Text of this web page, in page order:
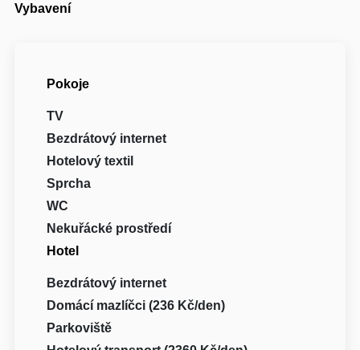
Vybavení
Pokoje
TV
Bezdrátový internet
Hotelový textil
Sprcha
WC
Nekuřácké prostředí
Hotel
Bezdrátový internet
Domácí mazlíčci (236 Kč/den)
Parkoviště